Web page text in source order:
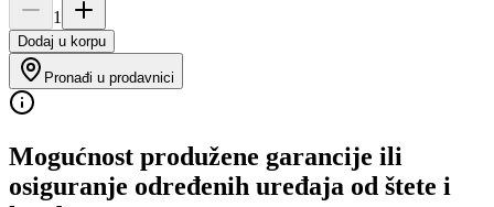
1
Dodaj u korpu
Pronađi u prodavnici
Mogućnost produžene garancije ili
osiguranje određenih uređaja od štete i